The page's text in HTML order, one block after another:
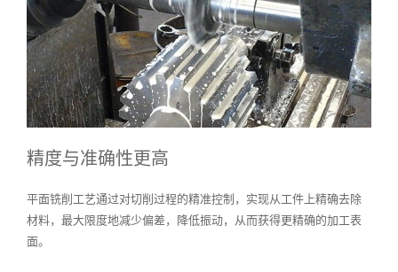
精度与准确性更高
平面铣削工艺通过对切削过程的精准控制，实现从工件上精确去除
材料，最大限度地减少偏差，降低振动，从而获得更精确的加工表
面。